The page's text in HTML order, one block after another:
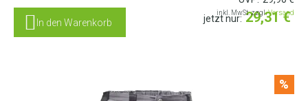
jetzt nur: 29,31€
inkl. MwSt. zzgl.Versand
In den Warenkorb
%